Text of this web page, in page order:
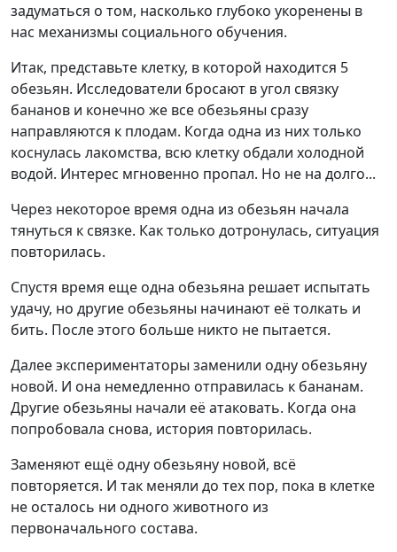
задуматься о том, насколько глубоко укоренены в
нас механизмы социального обучения.
Итак, представьте клетку, в которой находится 5
обезьян. Исследователи бросают в угол связку
бананов и конечно же все обезьяны сразу
направляются к плодам. Когда одна из них только
коснулась лакомства, всю клетку обдали холодной
водой. Интерес мгновенно пропал. Но не на долго...
Через некоторое время одна из обезьян начала
тянуться к связке. Как только дотронулась, ситуация
повторилась.
Спустя время еще одна обезьяна решает испытать
удачу, но другие обезьяны начинают её толкать и
бить. После этого больше никто не пытается.
Далее экспериментаторы заменили одну обезьяну
новой. И она немедленно отправилась к бананам.
Другие обезьяны начали её атаковать. Когда она
попробовала снова, история повторилась.
Заменяют ещё одну обезьяну новой, всё
повторяется. И так меняли до тех пор, пока в клетке
не осталось ни одного животного из
первоначального состава.